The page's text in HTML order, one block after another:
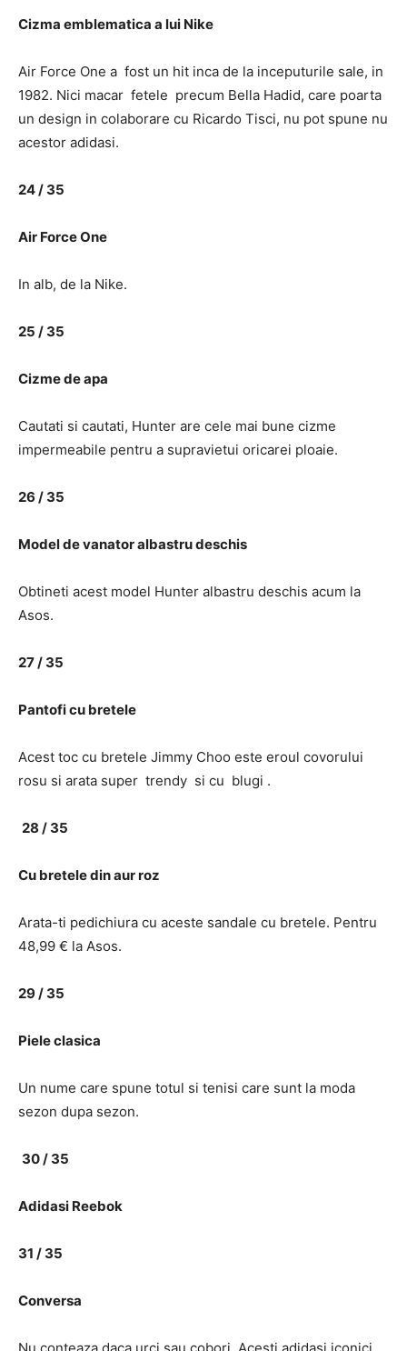
Cizma emblematica a lui Nike
Air Force One a fost un hit inca de la inceputurile sale, in
1982. Nici macar fetele precum Bella Hadid, care poarta
un design in colaborare cu Ricardo Tisci, nu pot spune nu
acestor adidasi.
24 / 35
Air Force One
In alb, de la Nike.
25 / 35
Cizme de apa
Cautati si cautati, Hunter are cele mai bune cizme
impermeabile pentru a supravietui oricarei ploaie.
26 / 35
Model de vanator albastru deschis
Obtineti acest model Hunter albastru deschis acum la
Asos.
27 / 35
Pantofi cu bretele
Acest toc cu bretele Jimmy Choo este eroul covorului
rosu si arata super trendy si cu blugi .
28 / 35
Cu bretele din aur roz
Arata-ti pedichiura cu aceste sandale cu bretele. Pentru
48,99 € la Asos.
29 / 35
Piele clasica
Un nume care spune totul si tenisi care sunt la moda
sezon dupa sezon.
30 / 35
Adidasi Reebok
31 / 35
Conversa